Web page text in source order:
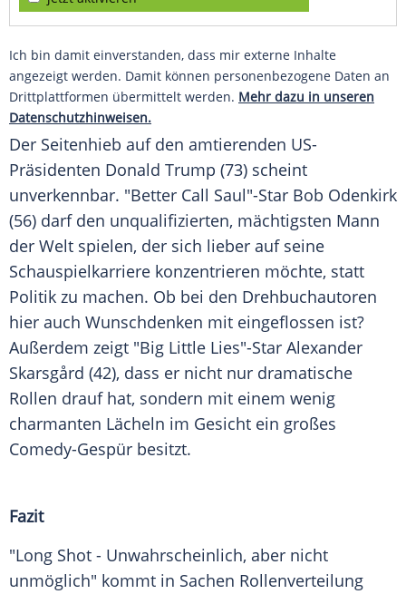
Ich bin damit einverstanden, dass mir externe Inhalte
angezeigt werden. Damit können personenbezogene Daten an
Drittplattformen übermittelt werden. Mehr dazu in unseren
Datenschutzhinweisen.
Der Seitenhieb auf den amtierenden US-
Präsidenten Donald Trump (73) scheint
unverkennbar. "Better Call Saul"-Star Bob Odenkirk
(56) darf den unqualifizierten, mächtigsten Mann
der Welt spielen, der sich lieber auf seine
Schauspielkarriere konzentrieren möchte, statt
Politik zu machen. Ob bei den Drehbuchautoren
hier auch Wunschdenken mit eingeflossen ist?
Außerdem zeigt "Big Little Lies"-Star Alexander
Skarsgård (42), dass er nicht nur dramatische
Rollen drauf hat, sondern mit einem wenig
charmanten Lächeln im Gesicht ein großes
Comedy-Gespür besitzt.
Fazit
"Long Shot - Unwahrscheinlich, aber nicht
unmöglich" kommt in Sachen Rollenverteilung